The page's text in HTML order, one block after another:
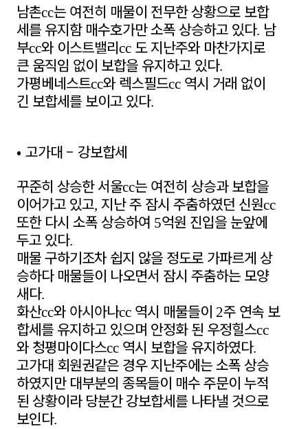
남촌cc는 여전히 매물이 전무한 상황으로 보합
세를 유지함 매수호가만 소폭 상승하고 있다. 남
부cc와 이스트밸리cc 도 지난주와 마찬가지로
큰 움직임 없이 보합을 유지하고 있다.
가평베네스트cc와 렉스필드cc 역시 거래 없이
긴 보합세를 보이고 있다.
• 고가대 – 강보합세
꾸준히 상승한 서울cc는 여전히 상승과 보합을
이어가고 있고, 지난 주 잠시 주춤하였던 신원cc
또한 다시 소폭 상승하여 5억원 진입을 눈앞에
두고 있다.
매물 구하기조차 쉽지 않을 정도로 가파르게 상
승하다 매물들이 나오면서 잠시 주춤하는 모양
새다.
화산cc와 아시아나cc 역시 매물들이 2주 연속 보
합세를 유지하고 있으며 안정화 된 우정힐스cc
와 청평마이다스cc 역시 보합을 유지하였다.
고가대 회원권같은 경우 지난주에는 소폭 상승
하였지만 대부분의 종목들이 매수 주문이 누적
된 상황이라 당분간 강보합세를 나타낼 것으로
보인다.